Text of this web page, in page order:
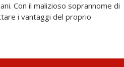
Con il malizioso soprannome di
i vantaggi del proprio